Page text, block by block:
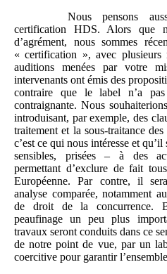
Nous pensons
certification HDS. Alors que
d’agrément, nous sommes
« certification », avec plusieurs
auditions menées par votre
intervenants ont émis des
contraire que le label n’a
contraignante. Nous
introduisant, par exemple, des
traitement et la sous-traitance
c’est ce qui nous intéresse et
sensibles, prisées – à des
permettant d’exclure de fait
Européenne. Par contre, il
analyse comparée, notamment
de droit de la concurrence.
peaufinage un peu plus
travaux seront conduits dans ce
de notre point de vue, par un
coercitive pour garantir